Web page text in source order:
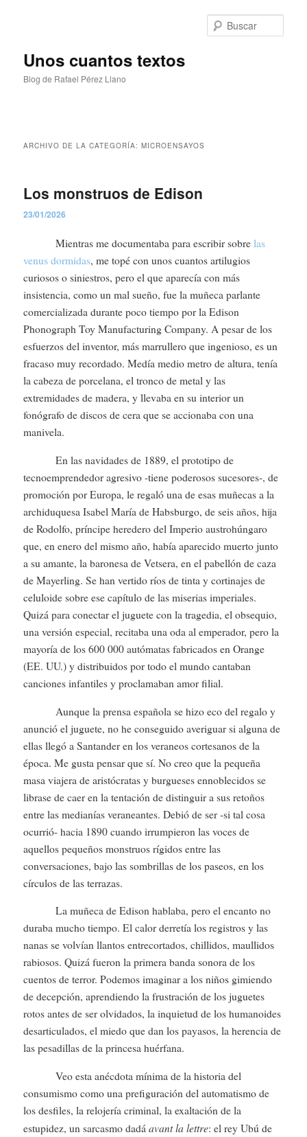
Unos cuantos textos
Blog de Rafael Pérez Llano
ARCHIVO DE LA CATEGORÍA:MICROENSAYOS
Los monstruos de Edison
23/01/2026
Mientras me documentaba para escribir sobre las
venus dormidas, me topé con unos cuantos artilugios
curiosos o siniestros, pero el que aparecía con más
insistencia, como un mal sueño, fue la muñeca parlante
comercializada durante poco tiempo por la Edison
Phonograph Toy Manufacturing Company. A pesar de los
esfuerzos del inventor, más marrullero que ingenioso, es un
fracaso muy recordado. Medía medio metro de altura, tenía
la cabeza de porcelana, el tronco de metal y las
extremidades de madera, y llevaba en su interior un
fonógrafo de discos de cera que se accionaba con una
manivela.
En las navidades de 1889, el prototipo de
tecnoemprendedor agresivo -tiene poderosos sucesores-, de
promoción por Europa, le regaló una de esas muñecas a la
archiduquesa Isabel María de Habsburgo, de seis años, hija
de Rodolfo, príncipe heredero del Imperio austrohúngaro
que, en enero del mismo año, había aparecido muerto junto
a su amante, la baronesa de Vetsera, en el pabellón de caza
de Mayerling. Se han vertido ríos de tinta y cortinajes de
celuloide sobre ese capítulo de las miserias imperiales.
Quizá para conectar el juguete con la tragedia, el obsequio,
una versión especial, recitaba una oda al emperador, pero la
mayoría de los 600 000 autómatas fabricados en Orange
(EE. UU.) y distribuidos por todo el mundo cantaban
canciones infantiles y proclamaban amor filial.
Aunque la prensa española se hizo eco del regalo y
anunció el juguete, no he conseguido averiguar si alguna de
ellas llegó a Santander en los veraneos cortesanos de la
época. Me gusta pensar que sí. No creo que la pequeña
masa viajera de aristócratas y burgueses ennoblecidos se
librase de caer en la tentación de distinguir a sus retoños
entre las medianías veraneantes. Debió de ser -si tal cosa
ocurrió- hacia 1890 cuando irrumpieron las voces de
aquellos pequeños monstruos rígidos entre las
conversaciones, bajo las sombrillas de los paseos, en los
círculos de las terrazas.
La muñeca de Edison hablaba, pero el encanto no
duraba mucho tiempo. El calor derretía los registros y las
nanas se volvían llantos entrecortados, chillidos, maullidos
rabiosos. Quizá fueron la primera banda sonora de los
cuentos de terror. Podemos imaginar a los niños gimiendo
de decepción, aprendiendo la frustración de los juguetes
rotos antes de ser olvidados, la inquietud de los humanoides
desarticulados, el miedo que dan los payasos, la herencia de
las pesadillas de la princesa huérfana.
Veo esta anécdota mínima de la historia del
consumismo como una prefiguración del automatismo de
los desfiles, la relojería criminal, la exaltación de la
estupidez, un sarcasmo dadáavant la lettre: el rey Ubú de